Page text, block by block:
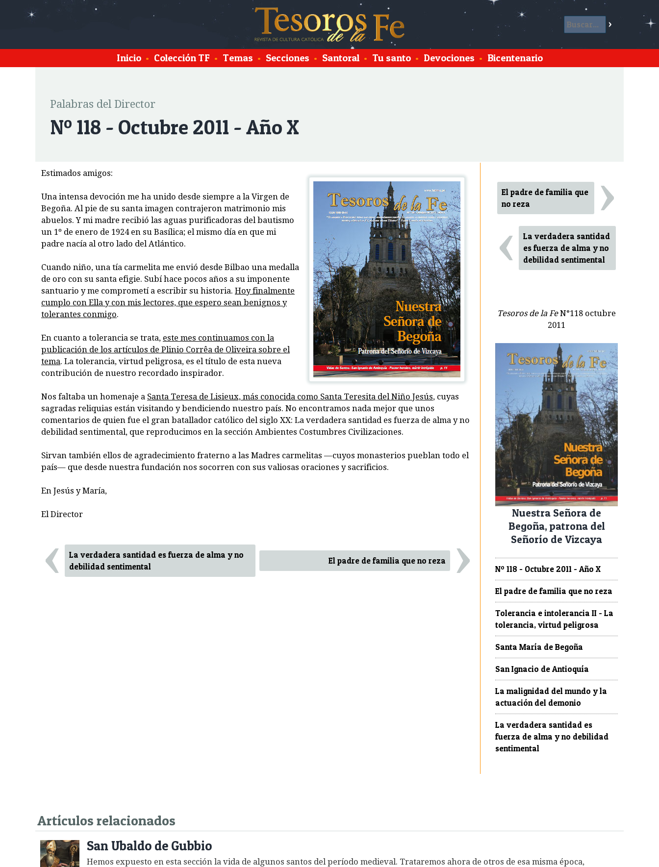
Inicio • Colección TF • Temas • Secciones • Santoral • Tu santo • Devociones • Bicentenario
Palabras del Director
Nº 118 - Octubre 2011 - Año X
Estimados amigos:
Una intensa devoción me ha unido desde siempre a la Virgen de
Begoña. Al pie de su santa imagen contrajeron matrimonio mis
abuelos. Y mi madre recibió las aguas purificadoras del bautismo
un 1º de enero de 1924 en su Basílica; el mismo día en que mi
padre nacía al otro lado del Atlántico.
Cuando niño, una tía carmelita me envió desde Bilbao una medalla
de oro con su santa efigie. Subí hace pocos años a su imponente
santuario y me comprometí a escribir su historia. Hoy finalmente
cumplo con Ella y con mis lectores, que espero sean benignos y
tolerantes conmigo.
En cuanto a tolerancia se trata, este mes continuamos con la
publicación de los artículos de Plinio Corrêa de Oliveira sobre el
tema. La tolerancia, virtud peligrosa, es el título de esta nueva
contribución de nuestro recordado inspirador.
Nos faltaba un homenaje a Santa Teresa de Lisieux, más conocida como Santa Teresita del Niño Jesús, cuyas
sagradas reliquias están visitando y bendiciendo nuestro país. No encontramos nada mejor que unos
comentarios de quien fue el gran batallador católico del siglo XX: La verdadera santidad es fuerza de alma y no
debilidad sentimental, que reproducimos en la sección Ambientes Costumbres Civilizaciones.
Sirvan también ellos de agradecimiento fraterno a las Madres carmelitas —cuyos monasterios pueblan todo el
país— que desde nuestra fundación nos socorren con sus valiosas oraciones y sacrificios.
En Jesús y María,
El Director
‹
La verdadera santidad es fuerza de alma y no
debilidad sentimental
El padre de familia que no reza ›
El padre de familia que
no reza
›
‹
La verdadera santidad
es fuerza de alma y no
debilidad sentimental
Tesoros de la FeN°118 octubre
2011
Nuestra Señora de
Begoña, patrona del
Señorío de Vizcaya
Nº 118 - Octubre 2011 - Año X
El padre de familia que no reza
Tolerancia e intolerancia II - La
tolerancia, virtud peligrosa
Santa María de Begoña
San Ignacio de Antioquía
La malignidad del mundo y la
actuación del demonio
La verdadera santidad es
fuerza de alma y no debilidad
sentimental
Artículos relacionados
San Ubaldo de Gubbio
Hemos expuesto en esta sección la vida de algunos santos del período medieval. Trataremos ahora de otros de esa misma época,